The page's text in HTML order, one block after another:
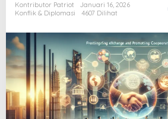
Kontributor Patriot
Januari 16, 2026
Konflik & Diplomasi
4607 Dilihat